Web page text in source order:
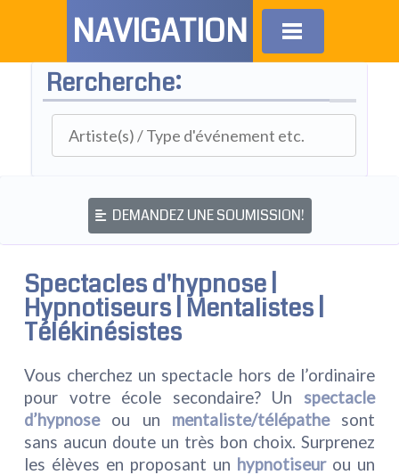
NAVIGATION
Rercherche:
DEMANDEZ UNE SOUMISSION!
Spectacles d'hypnose |
Hypnotiseurs | Mentalistes |
Télékinésistes
Vous cherchez un spectacle hors de l’ordinaire
pour votre école secondaire? Un spectacle
d’hypnoseou un mentaliste/télépathesont
sans aucun doute un très bon choix. Surprenez
les élèves en proposant un hypnotiseurou un